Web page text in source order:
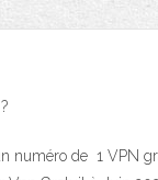
numéro de 1 VPN